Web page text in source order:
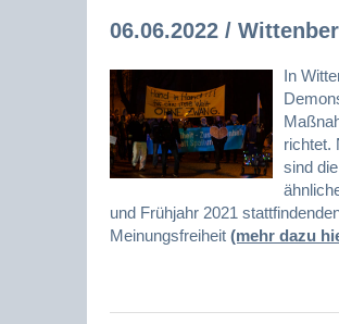
06.06.2022 /
In
richtet.
sind
und Frühjahr 2021
Meinungsfreiheit (mehr dazu